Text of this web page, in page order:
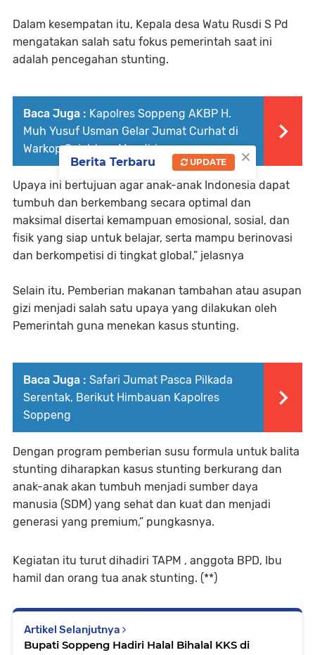
Dalam kesempatan itu, Kepala desa Watu Rusdi S Pd
mengatakan salah satu fokus pemerintah saat ini
adalah pencegahan stunting.
Baca Juga : Kapolres Soppeng AKBP H.
Muh Yusuf Usman Gelar Jumat Curhat di
Warkop Sejahtera Mandiri
Upaya ini bertujuan agar anak-anak Indonesia dapat
tumbuh dan berkembang secara optimal dan
maksimal disertai kemampuan emosional, sosial, dan
fisik yang siap untuk belajar, serta mampu berinovasi
dan berkompetisi di tingkat global,” jelasnya
Selain itu, Pemberian makanan tambahan atau asupan
gizi menjadi salah satu upaya yang dilakukan oleh
Pemerintah guna menekan kasus stunting.
Baca Juga : Safari Jumat Pasca Pilkada
Serentak, Berikut Himbauan Kapolres
Soppeng
Dengan program pemberian susu formula untuk balita
stunting diharapkan kasus stunting berkurang dan
anak-anak akan tumbuh menjadi sumber daya
manusia (SDM) yang sehat dan kuat dan menjadi
generasi yang premium,” pungkasnya.
Kegiatan itu turut dihadiri TAPM , anggota BPD, Ibu
hamil dan orang tua anak stunting. (**)
Artikel Selanjutnya
Bupati Soppeng Hadiri Halal Bihalal KKS di
×
Berita Terbaru UPDATE